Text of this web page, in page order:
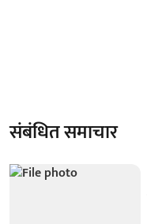
संबंधित समाचार